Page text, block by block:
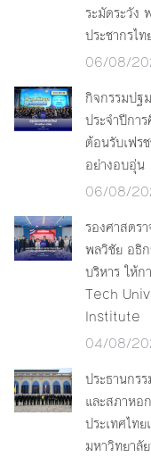
ระมัดระวัง
ประชากรไ
06/08/
กิจกรรมปฐ
ประจำปีกา
ต้อนรับเฟร
อย่างอบอุ่น
06/08/
รองศาสตร
พลวิชัย อธิ
บริหาร ให้
Tech
Institute
04/08/
ประธานกร
และสภาหอ
ประเทศไท
มหาวิทยาลั